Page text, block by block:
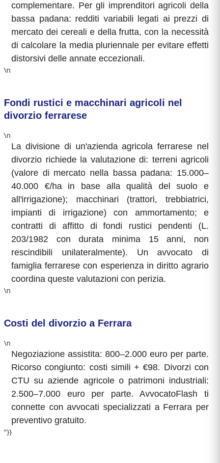
complementare. Per gli imprenditori agricoli della
bassa padana: redditi variabili legati ai prezzi di
mercato dei cereali e della frutta, con la necessità
di calcolare la media pluriennale per evitare effetti
distorsivi delle annate eccezionali.
\n
Fondi rustici e macchinari agricoli nel
divorzio ferrarese
\n
La divisione di un'azienda agricola ferrarese nel
divorzio richiede la valutazione di: terreni agricoli
(valore di mercato nella bassa padana: 15.000–
40.000 €/ha in base alla qualità del suolo e
all'irrigazione); macchinari (trattori, trebbiatrici,
impianti di irrigazione) con ammortamento; e
contratti di affitto di fondi rustici pendenti (L.
203/1982 con durata minima 15 anni, non
rescindibili unilateralmente). Un avvocato di
famiglia ferrarese con esperienza in diritto agrario
coordina queste valutazioni con perizia.
\n
Costi del divorzio a Ferrara
\n
Negoziazione assistita: 800–2.000 euro per parte.
Ricorso congiunto: costi simili + €98. Divorzi con
CTU su aziende agricole o patrimoni industriali:
2.500–7.000 euro per parte. AvvocatoFlash ti
connette con avvocati specializzati a Ferrara per
preventivo gratuito.
"}}